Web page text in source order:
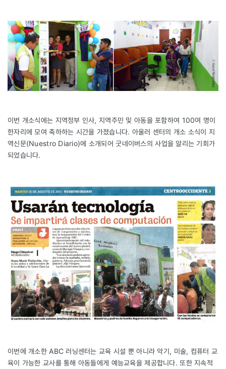
이번 개소식에는 지역정부 인사, 지역주민 및 아동을 포함하여 100여 명이
한자리에 모여 축하하는 시간을 가졌습니다. 아울러 센터의 개소 소식이 지
역신문(Nuestro Diario)에 소개되어 굿네이버스의 사업을 알리는 기회가
되었습니다.
이번에 개소한 ABC 러닝센터는 교육 시설 뿐 아니라 악기, 미술, 컴퓨터 교
육이 가능한 교사를 통해 아동들에게 예능교육을 제공합니다. 또한 지속적